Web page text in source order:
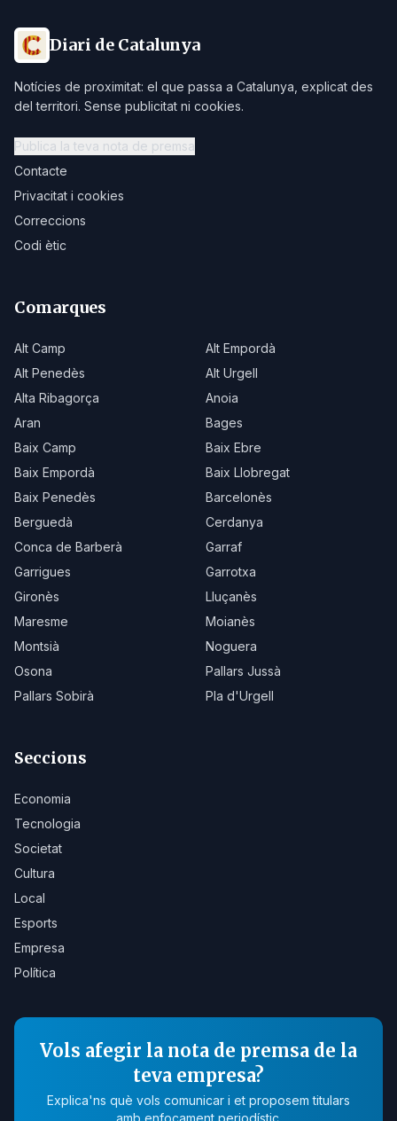
Diari de Catalunya
Notícies de proximitat: el que passa a Catalunya, explicat des
del territori. Sense publicitat ni cookies.
Publica la teva nota de premsa
Contacte
Privacitat i cookies
Correccions
Codi ètic
Comarques
Alt Camp
Alt Empordà
Alt Penedès
Alt Urgell
Alta Ribagorça
Anoia
Aran
Bages
Baix Camp
Baix Ebre
Baix Empordà
Baix Llobregat
Baix Penedès
Barcelonès
Berguedà
Cerdanya
Conca de Barberà
Garraf
Garrigues
Garrotxa
Gironès
Lluçanès
Maresme
Moianès
Montsià
Noguera
Osona
Pallars Jussà
Pallars Sobirà
Pla d'Urgell
Seccions
Economia
Tecnologia
Societat
Cultura
Local
Esports
Empresa
Política
Vols afegir la nota de premsa de la
teva empresa?
Explica'ns què vols comunicar i et proposem titulars
amb enfocament periodístic.